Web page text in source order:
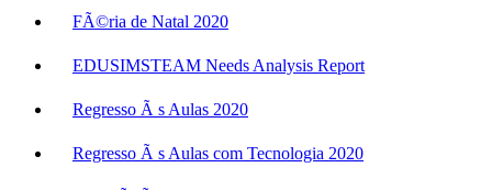
FÃ©ria de Natal 2020
EDUSIMSTEAM Needs Analysis Report
Regresso Ã s Aulas 2020
Regresso Ã s Aulas com Tecnologia 2020